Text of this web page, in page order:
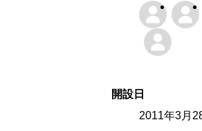
開設日
2011年3月